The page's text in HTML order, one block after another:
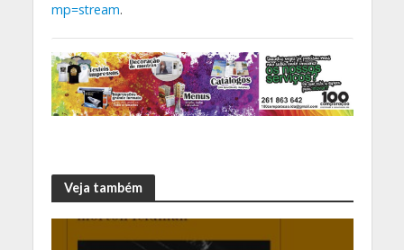
mp=stream.
Veja também